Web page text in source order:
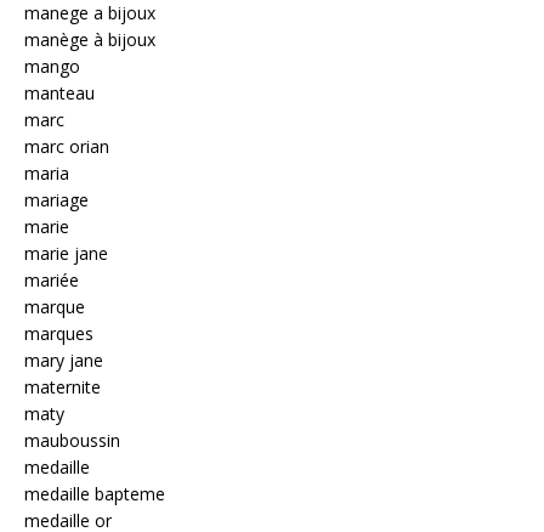
manege a bijoux
manège à bijoux
mango
manteau
marc
marc orian
maria
mariage
marie
marie jane
mariée
marque
marques
mary jane
maternite
maty
mauboussin
medaille
medaille bapteme
medaille or